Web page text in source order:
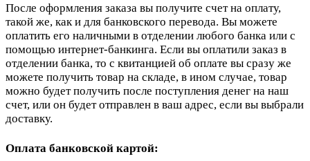
После оформления заказа вы получите счет на оплату,
такой же, как и для банковского перевода. Вы можете
оплатить его наличными в отделении любого банка или с
помощью интернет-банкинга. Если вы оплатили заказ в
отделении банка, то с квитанцией об оплате вы сразу же
можете получить товар на складе, в ином случае, товар
можно будет получить после поступления денег на наш
счет, или он будет отправлен в ваш адрес, если вы выбрали
доставку.
Оплата банковской картой: